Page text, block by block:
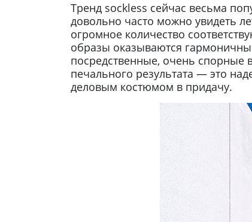
Тренд sockless сейчас весьма
довольно часто можно увидеть
огромное количество
образы оказываются
посредственные, очень спорные
печального результата — это
деловым костюмом в придачу.